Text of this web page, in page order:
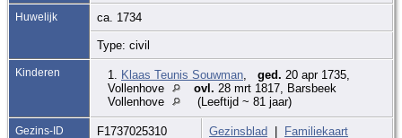
Huwelijk ca. 1734
Type: civil
Kinderen 1. Klaas Teunis Souwman ged. 20 apr 1735,
Vollenhove
ovl. 28 mrt 1817, Barsbeek
Vollenhove
(Leeftijd ~ 81 jaar)
Gezins-ID F1737025310 Gezinsblad | Familiekaart